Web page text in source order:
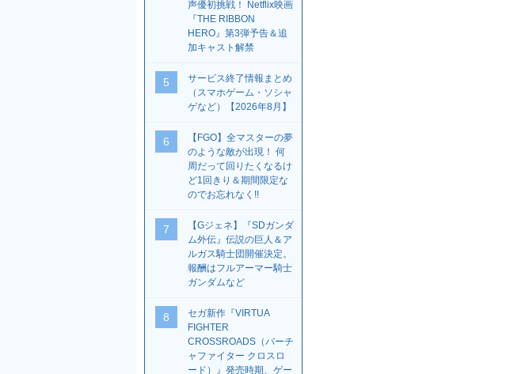
声優初挑戦！ Netflix映画
『THE RIBBON
HERO』第3弾予告＆追
加キャスト解禁
5
サービス終了情報まとめ
（スマホゲーム・ソシャ
ゲなど）【2026年8月】
6
【FGO】全マスターの夢
のような敵が出現！ 何
周だって回りたくなるけ
ど1回きり＆期間限定な
のでお忘れなく!!
7
【Gジェネ】『SDガンダ
ム外伝』伝説の巨人＆ア
ルガス騎士団開催決定。
報酬はフルアーマー騎士
ガンダムなど
8
セガ新作『VIRTUA
FIGHTER
CROSSROADS（バーチ
ャファイター クロスロ
ード）』発売時期、ゲー